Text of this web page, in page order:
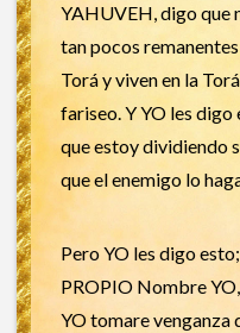
YAHUVEH, digo que
tan pocos
Torá y viven en la
fariseo. Y YO les digo
que estoy dividiendo
que el enemigo lo
Pero YO les digo
PROPIO Nombre
YO tomare venganza